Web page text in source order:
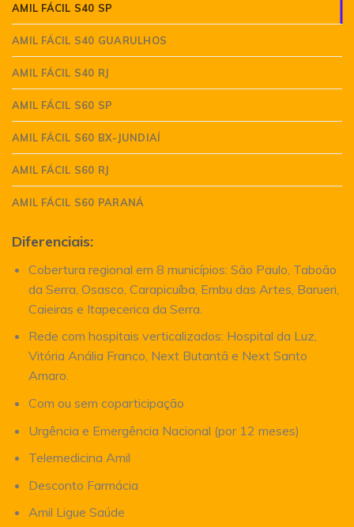
AMIL FÁCIL S40 SP
AMIL FÁCIL S40 GUARULHOS
AMIL FÁCIL S40 RJ
AMIL FÁCIL S60 SP
AMIL FÁCIL S60 BX-JUNDIAÍ
AMIL FÁCIL S60 RJ
AMIL FÁCIL S60 PARANÁ
Diferenciais:
Cobertura regional em 8 municípios: São Paulo, Taboão
da Serra, Osasco, Carapicuíba, Embu das Artes, Barueri,
Caieiras e Itapecerica da Serra.
Rede com hospitais verticalizados: Hospital da Luz,
Vitória Anália Franco, Next Butantã e Next Santo
Amaro.
Com ou sem coparticipação
Urgência e Emergência Nacional (por 12 meses)
Telemedicina Amil
Desconto Farmácia
Amil Ligue Saúde